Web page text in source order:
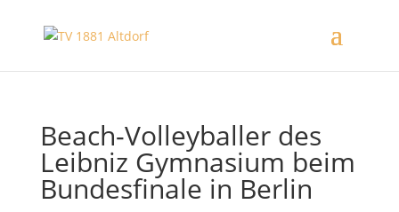
Beach-Volleyballer des
Leibniz Gymnasium beim
Bundesfinale in Berlin